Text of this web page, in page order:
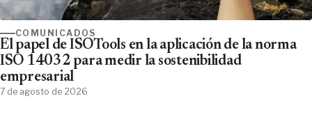
COMUNICADOS
El papel de ISOTools en la aplicación de la norma
ISO 14032 para medir la sostenibilidad
empresarial
7 de agosto de 2026